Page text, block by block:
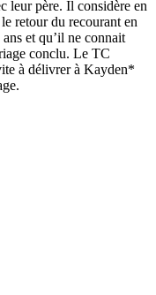
leur père. Il considère en
retour du recourant en
et qu’il ne connait
conclu. Le TC
à délivrer à Kayden*